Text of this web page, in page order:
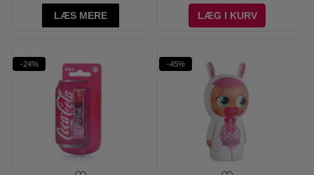
LÆS MERE
LÆG I KURV
-24% -45%